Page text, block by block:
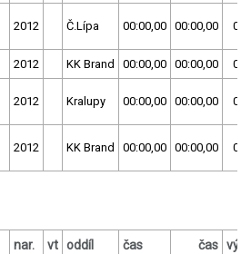
2012 Č.Lípa 00:00,00 00:00,00
2012 KK Brand 00:00,00 00:00,00
2012 Kralupy 00:00,00 00:00,00
2012 KK Brand 00:00,00 00:00,00
nar. vt oddíl čas čas